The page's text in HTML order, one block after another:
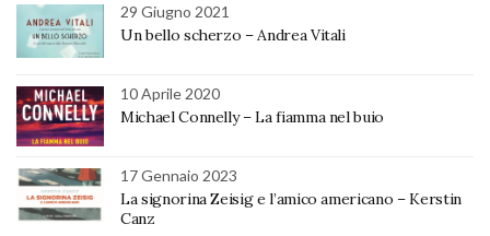
29 Giugno 2021
Un bello scherzo – Andrea Vitali
10 Aprile 2020
Michael Connelly – La fiamma nel buio
17 Gennaio 2023
La signorina Zeisig e l’amico americano – Kerstin
Canz